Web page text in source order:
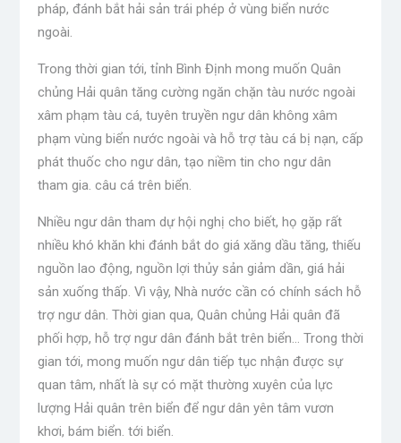
pháp, đánh bắt hải sản trái phép ở vùng biển nước
ngoài.
Trong thời gian tới, tỉnh Bình Định mong muốn Quân
chủng Hải quân tăng cường ngăn chặn tàu nước ngoài
xâm phạm tàu ​​cá, tuyên truyền ngư dân không xâm
phạm vùng biển nước ngoài và hỗ trợ tàu cá bị nạn, cấp
phát thuốc cho ngư dân, tạo niềm tin cho ngư dân
tham gia. câu cá trên biển.
Nhiều ngư dân tham dự hội nghị cho biết, họ gặp rất
nhiều khó khăn khi đánh bắt do giá xăng dầu tăng, thiếu
nguồn lao động, nguồn lợi thủy sản giảm dần, giá hải
sản xuống thấp. Vì vậy, Nhà nước cần có chính sách hỗ
trợ ngư dân. Thời gian qua, Quân chủng Hải quân đã
phối hợp, hỗ trợ ngư dân đánh bắt trên biển… Trong thời
gian tới, mong muốn ngư dân tiếp tục nhận được sự
quan tâm, nhất là sự có mặt thường xuyên của lực
lượng Hải quân trên biển để ngư dân yên tâm vươn
khơi, bám biển. tới biển.